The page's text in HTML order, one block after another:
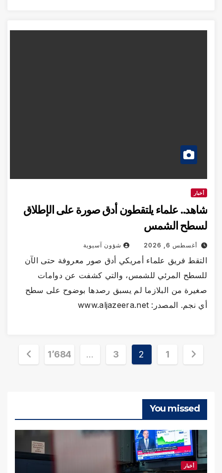
أخبار
شاهد.. علماء يلتقطون أدق صورة على الإطلاق
لسطح الشمس
أغسطس 6, 2026 شؤون آسيوية
التقط فريق علماء أمريكي أدق صور معروفة حتى الآن
للسطح المرئي للشمس، والتي كشفت عن دوامات
صغيرة من البلازما لم يسبق رصدها بوضوح على سطح
أي نجم. المصدر: www.aljazeera.net
تعدد
المقالات
1
2
3
… 1٬684
You missed
أخبار